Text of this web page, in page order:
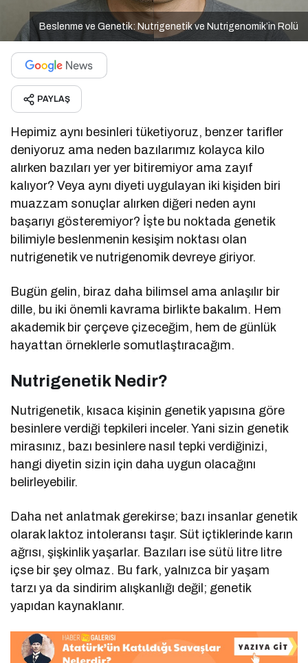
Beslenme ve Genetik: Nutrigenetik ve Nutrigenomik’in Rolü
PAYLAŞ
Hepimiz aynı besinleri tüketiyoruz, benzer tarifler
deniyoruz ama neden bazılarımız kolayca kilo
alırken bazıları yer yer bitiremiyor ama zayıf
kalıyor? Veya aynı diyeti uygulayan iki kişiden biri
muazzam sonuçlar alırken diğeri neden aynı
başarıyı gösteremiyor? İşte bu noktada genetik
bilimiyle beslenmenin kesişim noktası olan
nutrigenetik ve nutrigenomik devreye giriyor.
Bugün gelin, biraz daha bilimsel ama anlaşılır bir
dille, bu iki önemli kavrama birlikte bakalım. Hem
akademik bir çerçeve çizeceğim, hem de günlük
hayattan örneklerle somutlaştıracağım.
Nutrigenetik Nedir?
Nutrigenetik, kısaca kişinin genetik yapısına göre
besinlere verdiği tepkileri inceler. Yani sizin genetik
mirasınız, bazı besinlere nasıl tepki verdiğinizi,
hangi diyetin sizin için daha uygun olacağını
belirleyebilir.
Daha net anlatmak gerekirse; bazı insanlar genetik
olarak laktoz intoleransı taşır. Süt içtiklerinde karın
ağrısı, şişkinlik yaşarlar. Bazıları ise sütü litre litre
içse bir şey olmaz. Bu fark, yalnızca bir yaşam
tarzı ya da sindirim alışkanlığı değil; genetik
yapıdan kaynaklanır.